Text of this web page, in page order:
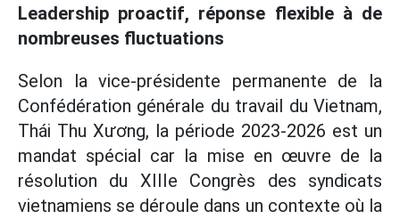
Leadership proactif, réponse flexible à de
nombreuses fluctuations
Selon la vice-présidente permanente de la
Confédération générale du travail du Vietnam,
Thái Thu Xương, la période 2023-2026 est un
mandat spécial car la mise en œuvre de la
résolution du XIIIe Congrès des syndicats
vietnamiens se déroule dans un contexte où la